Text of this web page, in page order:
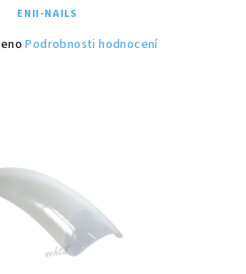
ENII-NAILS
Podrobnosti hodnocení